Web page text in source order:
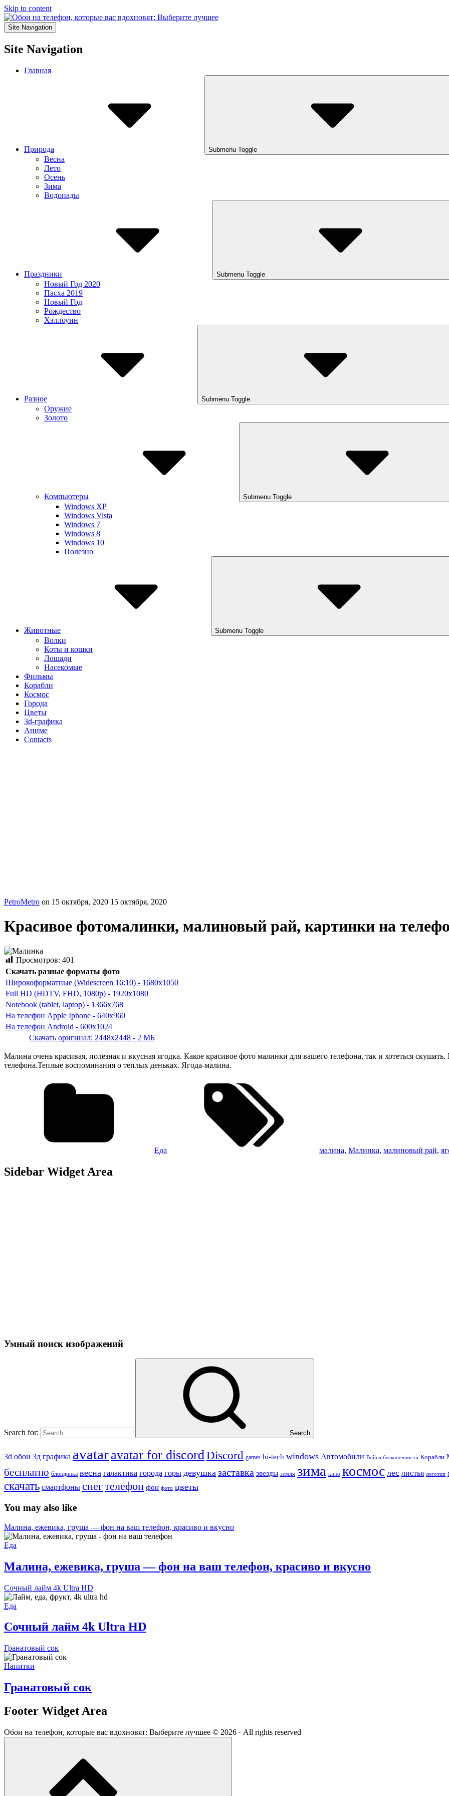
Skip to content
Site Navigation
Site Navigation
Главная
Природа Submenu Toggle
Весна
Лето
Осень
Зима
Водопады
Праздники Submenu Toggle
Новый Год 2020
Пасха 2019
Новый Год
Рождество
Хэллоуин
Разное Submenu Toggle
Оружие
Золото
Компьютеры Submenu Toggle
Windows XP
Windows Vista
Windows 7
Windows 8
Windows 10
Полезно
Животные Submenu Toggle
Волки
Коты и кошки
Лошади
Насекомые
Фильмы
Корабли
Космос
Города
Цветы
3d-графика
Аниме
Contacts
PetroMetro on 15 октября, 2020 15 октября, 2020
Красивое фотомалинки, малиновый рай, картинки на
Просмотров: 401
Скачать оригинал: 2448x2448 - 2 МБ
Скачать разные форматы фото
Широкоформатные (Widescreen 16:10) - 1680x1050
Full HD (HDTV, FHD, 1080p) - 1920x1080
Notebook (tablet, laptop) - 1366x768
На телефон Apple Iphone - 640x960
На телефон Android - 600x1024
Малина очень красивая, полезная и вкусная ягодка. Какое красивое фото малинки для вашего телефона, так и хотеться
телефона.Теплые воспоминания о теплых деньках. Ягода-малина.
Еда малина, Малинка, малиновый рай,
Sidebar Widget Area
Умный поиск изображений
Search for: Search
3d обои 3д графика avataravatar for discordDiscord games hi-tech windows Автомобили Война бесконечности Корабли
бесплатно блондинка весна галактика города горы девушка заставка звезды земля зима кино космос лес листья логотип
скачать смартфоны снегтелефон фон фото цветы
You may also like
Малина, ежевика, груша — фон на ваш телефон, красиво и вкусно
Еда
Малина, ежевика, груша — фон на ваш телефон, красиво и вкусно
Сочный лайм 4k Ultra HD
Еда
Сочный лайм 4k Ultra HD
Гранатовый сок
Напитки
Гранатовый сок
Footer Widget Area
Обои на телефон, которые вас вдохновят: Выберите лучшее © 2026 · All rights reserved